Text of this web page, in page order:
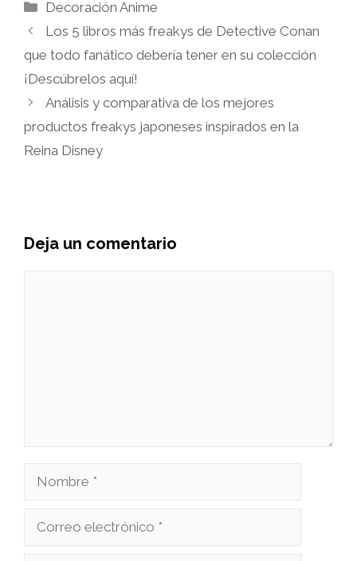
Categorías
Decoración Anime
Los 5 libros más freakys de Detective Conan
que todo fanático debería tener en su colección
¡Descúbrelos aquí!
Análisis y comparativa de los mejores
productos freakys japoneses inspirados en la
Reina Disney
Deja un comentario
Nombre
Correo